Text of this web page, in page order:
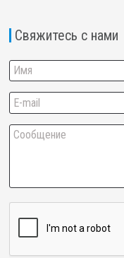
Свяжитесь с нами